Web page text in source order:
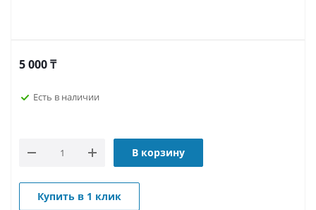
5 000₸
Есть в наличии
В корзину
Купить в 1 клик